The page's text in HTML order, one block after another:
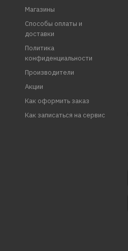
Магазины
Способы оплаты и
доставки
Политика
конфиденциальности
Производители
Акции
Как оформить заказ
Как записаться на сервис